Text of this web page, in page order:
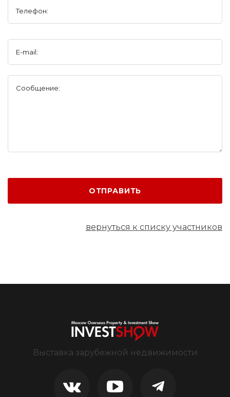
Телефон:
E-mail:
Сообщение:
ОТПРАВИТЬ
вернуться к списку участников
Выставка зарубежной недвижимости